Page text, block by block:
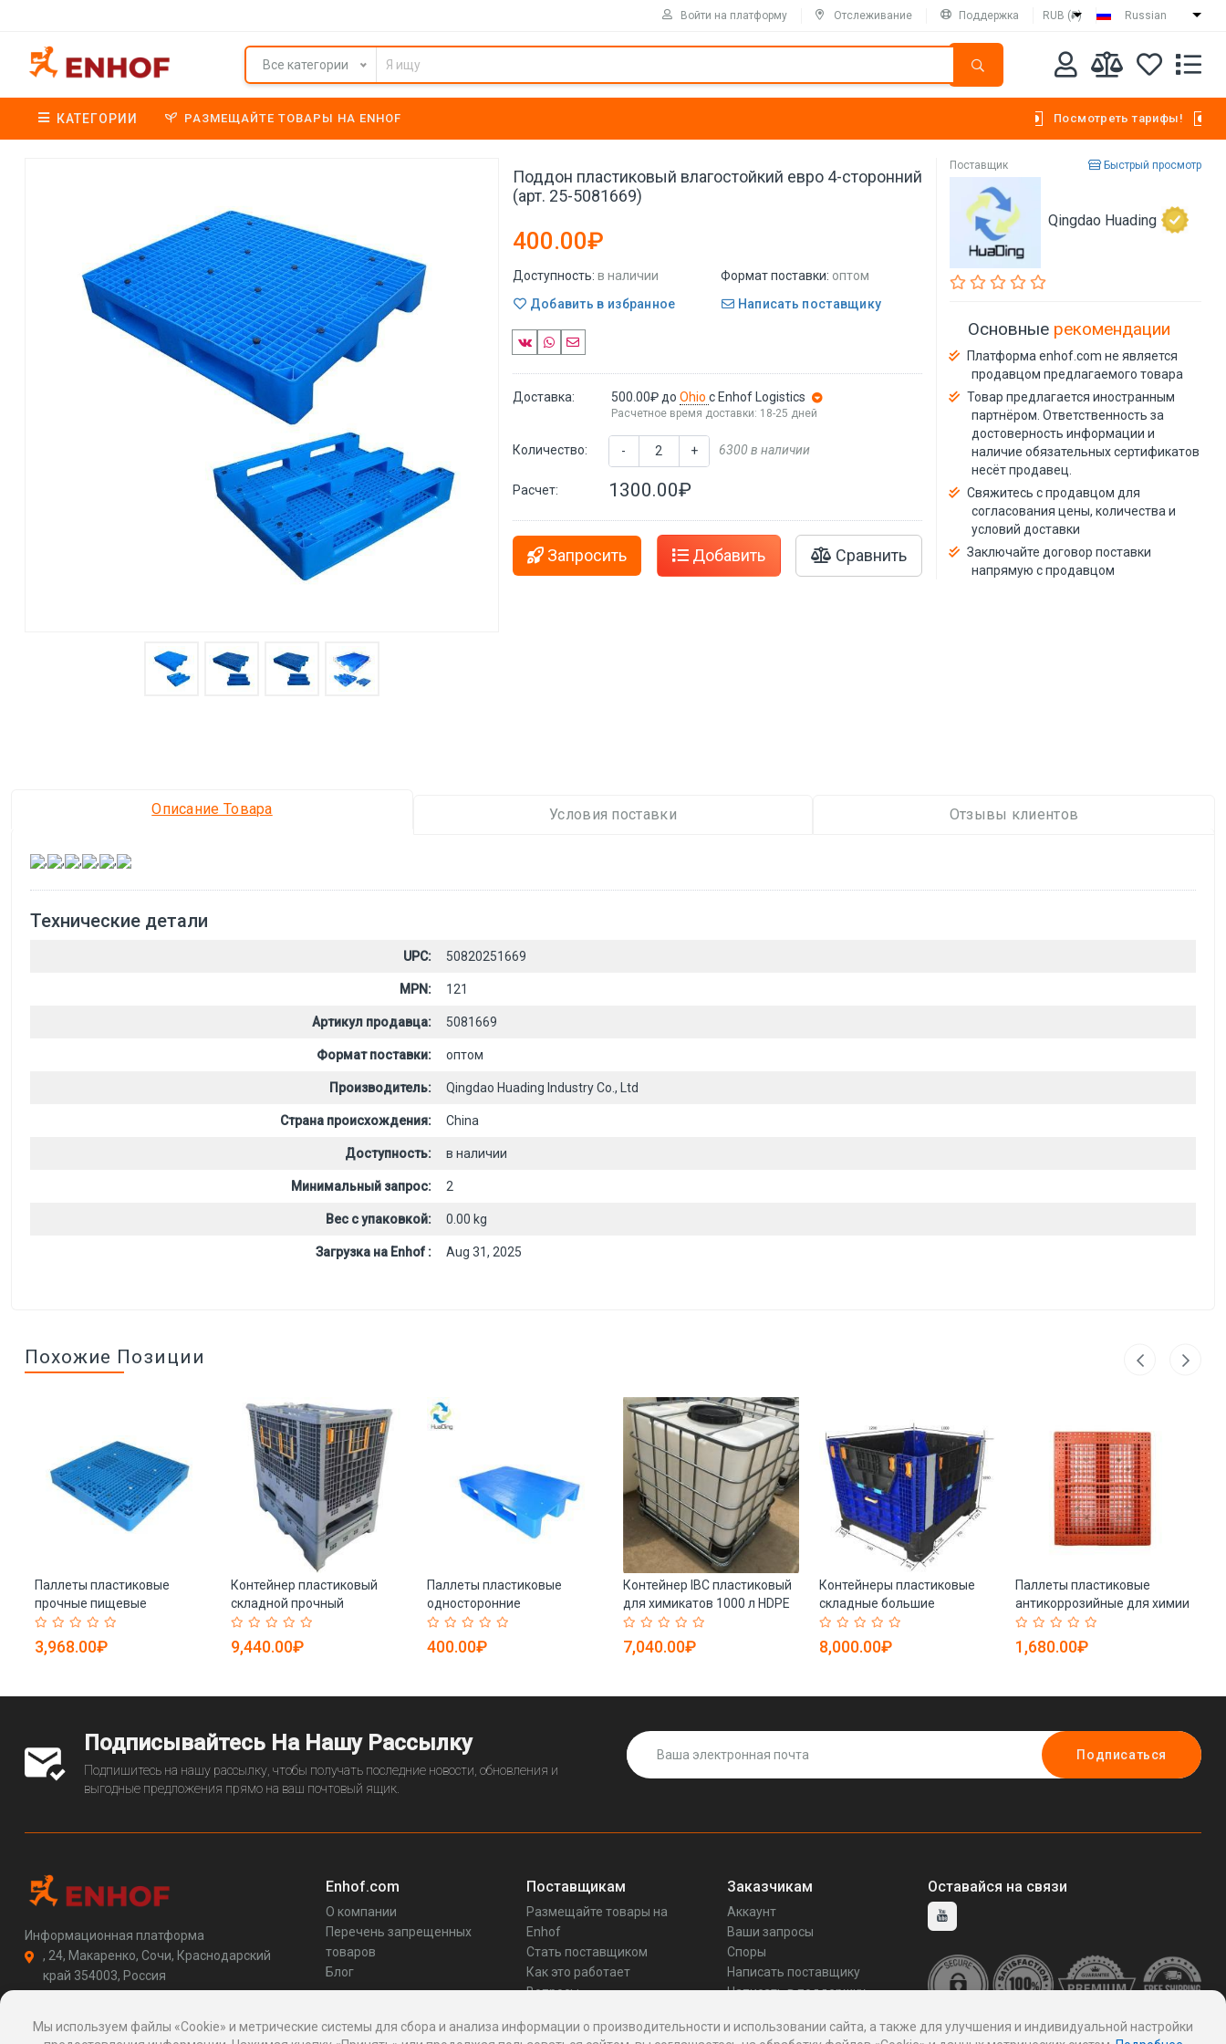
Войти на платформу Отслеживание Поддержка RUB (₽) Russian
Все категории
КАТЕГОРИИ РАЗМЕЩАЙТЕ ТОВАРЫ НА ENHOF Посмотреть тарифы!
Поддон пластиковый влагостойкий евро 4-сторонний
(арт. 25-5081669)
400.00₽
Доступность: в наличии Формат поставки: оптом
Добавить в избранное
Написать поставщику
Доставка: 500.00₽ доOhioс Enhof Logistics
Расчетное время доставки: 18-25 дней
Количество: - + 6300 в наличии
Расчет: 1300.00₽
Запросить Добавить Сравнить
Поставщик Быстрый просмотр
Qingdao Huading
Основные рекомендации
Платформа enhof.com не является
продавцом предлагаемого товара
Товар предлагается иностранным
партнёром. Ответственность за
достоверность информации и
наличие обязательных сертификатов
несёт продавец.
Свяжитесь с продавцом для
согласования цены, количества и
условий доставки
Заключайте договор поставки
напрямую с продавцом
Описание Товара Условия поставки Отзывы клиентов
, , , , ,
Технические детали
UPC: 50820251669
MPN: 121
Артикул продавца: 5081669
Формат поставки: оптом
Производитель: Qingdao Huading Industry Co., Ltd
Страна происхождения: China
Доступность: в наличии
Минимальный запрос: 2
Вес с упаковкой: 0.00 kg
Загрузка на Enhof : Aug 31, 2025
Похожие Позиции
Паллеты пластиковые
прочные пищевые
экологичные б/у (арт. 25-
5081744)
3,968.00₽
Контейнер пластиковый
складной прочный
штабелируемый (арт. 25-
5081511)
9,440.00₽
Паллеты пластиковые
односторонние
штабелируемые 48x32
дюйма (арт. 25-5081772)
400.00₽
Контейнер IBC пластиковый
для химикатов 1000 л HDPE
(арт. 25-5081703)
7,040.00₽
Контейнеры пластиковые
складные большие
1210H1050 (арт. 25-5081642)
8,000.00₽
Паллеты пластиковые
антикоррозийные для химии
1200x800 мм (арт. 25-
5081869)
1,680.00₽
Подписывайтесь На Нашу Рассылку
Подпишитесь на нашу рассылку, чтобы получать последние новости, обновления и
выгодные предложения прямо на ваш почтовый ящик.
Подписаться
Информационная платформа
, 24, Макаренко, Сочи, Краснодарский
край 354003, Россия
http://enhof.com
Enhof.com
О компании
Перечень запрещенных
товаров
Блог
Поставщикам
Размещайте товары на
Enhof
Стать поставщиком
Как это работает
Вопросы
Заказчикам
Аккаунт
Ваши запросы
Споры
Написать поставщику
Написать в поддержку
Оставайся на связи
Мы используем файлы «Cookie» и метрические системы для сбора и анализа информации о производительности и использовании сайта, а также для улучшения и индивидуальной настройки